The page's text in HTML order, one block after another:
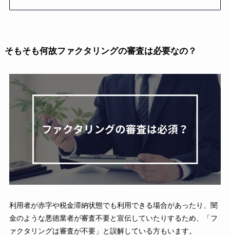
そもそも何故ファクタリングの審査は必要なの？
利用者が赤字や税金滞納状態でも利用できる場合があったり、闇
金のような悪徳業者が審査不要と宣伝していたりするため、「フ
ァクタリングは審査が不要」と誤解している方もいます。